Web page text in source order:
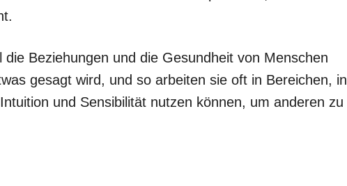
die Beziehungen und die Gesundheit von Menschen
gesagt wird, und so arbeiten sie oft in Bereichen, in
und Sensibilität nutzen können, um anderen zu